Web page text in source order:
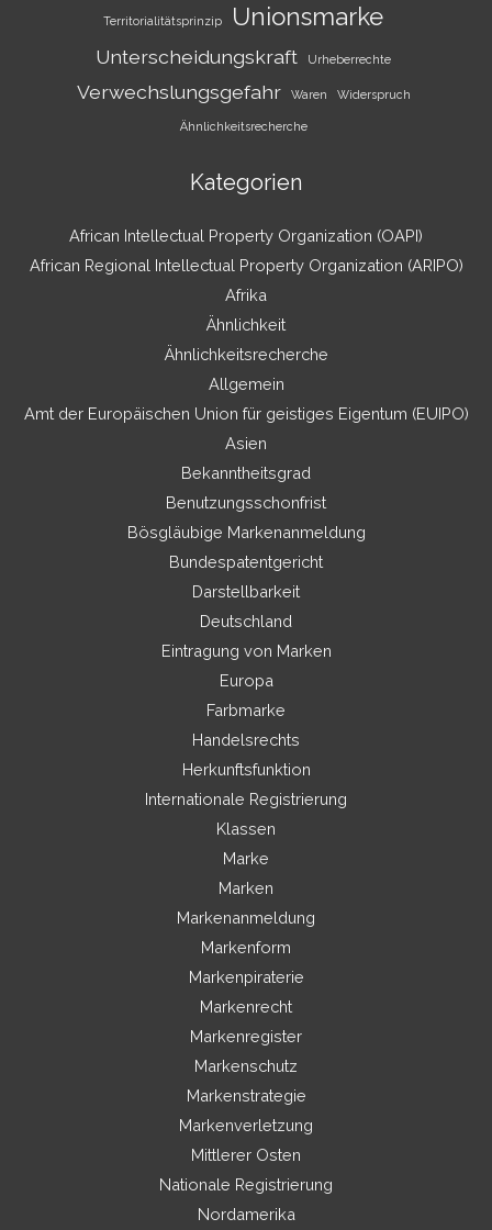
Territorialitätsprinzip Unionsmarke
Unterscheidungskraft Urheberrechte
Verwechslungsgefahr Waren Widerspruch
Ähnlichkeitsrecherche
Kategorien
African Intellectual Property Organization (OAPI)
African Regional Intellectual Property Organization (ARIPO)
Afrika
Ähnlichkeit
Ähnlichkeitsrecherche
Allgemein
Amt der Europäischen Union für geistiges Eigentum (EUIPO)
Asien
Bekanntheitsgrad
Benutzungsschonfrist
Bösgläubige Markenanmeldung
Bundespatentgericht
Darstellbarkeit
Deutschland
Eintragung von Marken
Europa
Farbmarke
Handelsrechts
Herkunftsfunktion
Internationale Registrierung
Klassen
Marke
Marken
Markenanmeldung
Markenform
Markenpiraterie
Markenrecht
Markenregister
Markenschutz
Markenstrategie
Markenverletzung
Mittlerer Osten
Nationale Registrierung
Nordamerika